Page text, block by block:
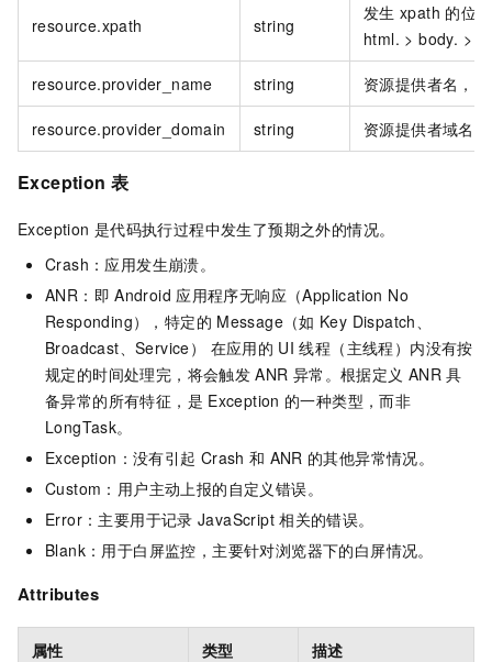
resource.xpath string
发生 xpath 的位
html. > body. >
resource.provider_name string 资源提供者名，
resource.provider_domain string 资源提供者域名。
Exception 表
Exception 是代码执行过程中发生了预期之外的情况。
Crash：应用发生崩溃。
ANR：即 Android 应用程序无响应（Application No
Responding），特定的 Message（如 Key Dispatch、
Broadcast、Service） 在应用的 UI 线程（主线程）内没有按
规定的时间处理完，将会触发 ANR 异常。根据定义 ANR 具
备异常的所有特征，是 Exception 的一种类型，而非
LongTask。
Exception：没有引起 Crash 和 ANR 的其他异常情况。
Custom：用户主动上报的自定义错误。
Error：主要用于记录 JavaScript 相关的错误。
Blank：用于白屏监控，主要针对浏览器下的白屏情况。
Attributes
属性 类型 描述